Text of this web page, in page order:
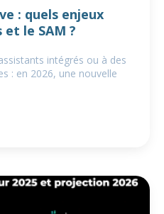
: quels enjeux
le SAM ?
intégrés ou à des
: en 2026, une nouvelle